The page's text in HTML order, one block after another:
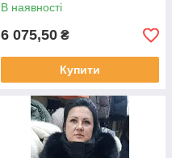
В наявності
6 075,50 ₴
Купити